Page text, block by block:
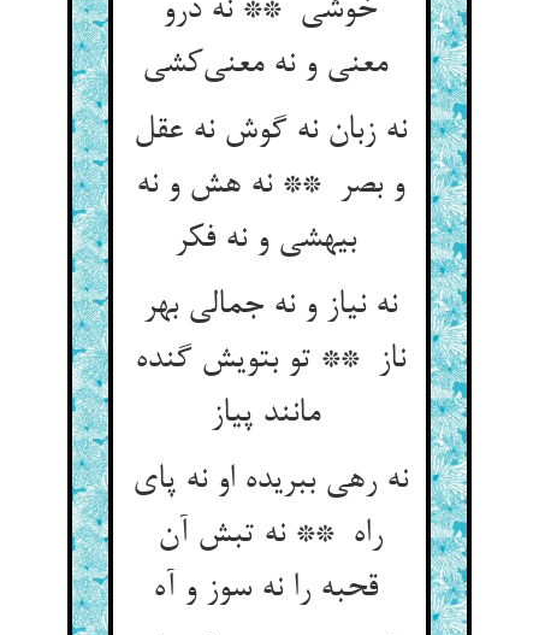
خوشی ** نه درو
معنی و نه معنی‌کشی
نه زبان نه گوش نه عقل
و بصر ** نه هش و نه
بیهشی و نه فکر
نه نیاز و نه جمالی بهر
ناز ** تو بتویش گنده
مانند پیاز
نه رهی ببریده او نه پای
راه ** نه تبش آن
قحبه را نه سوز و آه